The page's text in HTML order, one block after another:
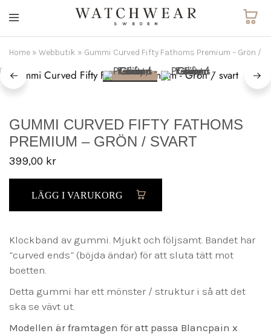
straps
and
watch
accessories
Home » Webbutik » Gummi Curved Fifty Fathoms Premium – Grön /
GUMMI CURVED FIFTY FATHOMS
PREMIUM – GRÖN / SVART
399,00 kr
LÄGG I VARUKORG
Klockband av gummi. Mjukt och följsamt. Bandet har
”curved ends” (böjda ändar) för att sluta tätt mot
boetten.
Detta gummi har ett mönster / struktur i så att det
ska se vävt ut.
Modellen är framtagen för att passa Blancpain x